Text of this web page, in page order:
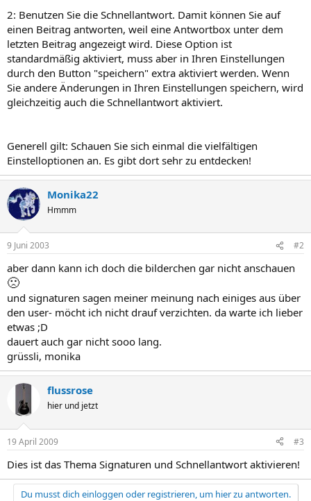
2: Benutzen Sie die Schnellantwort. Damit können Sie auf
einen Beitrag antworten, weil eine Antwortbox unter dem
letzten Beitrag angezeigt wird. Diese Option ist
standardmäßig aktiviert, muss aber in Ihren Einstellungen
durch den Button "speichern" extra aktiviert werden. Wenn
Sie andere Änderungen in Ihren Einstellungen speichern, wird
gleichzeitig auch die Schnellantwort aktiviert.
Generell gilt: Schauen Sie sich einmal die vielfältigen
Einstelloptionen an. Es gibt dort sehr zu entdecken!
Monika22
Hmmm
9 Juni 2003 #2
aber dann kann ich doch die bilderchen gar nicht anschauen
🙁
und signaturen sagen meiner meinung nach einiges aus über
den user- möcht ich nicht drauf verzichten. da warte ich lieber
etwas ;D
dauert auch gar nicht sooo lang.
grüssli, monika
flussrose
hier und jetzt
19 April 2009 #3
Dies ist das Thema Signaturen und Schnellantwort aktivieren!
Du musst dich einloggen oder registrieren, um hier zu antworten.